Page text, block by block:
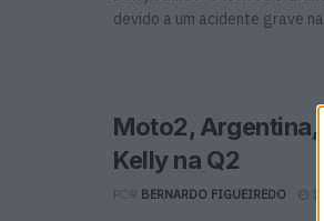
devido a um acidente grave
Moto2, Argentina,
Kelly na Q2
BERNARDO FIGUEIREDO 1